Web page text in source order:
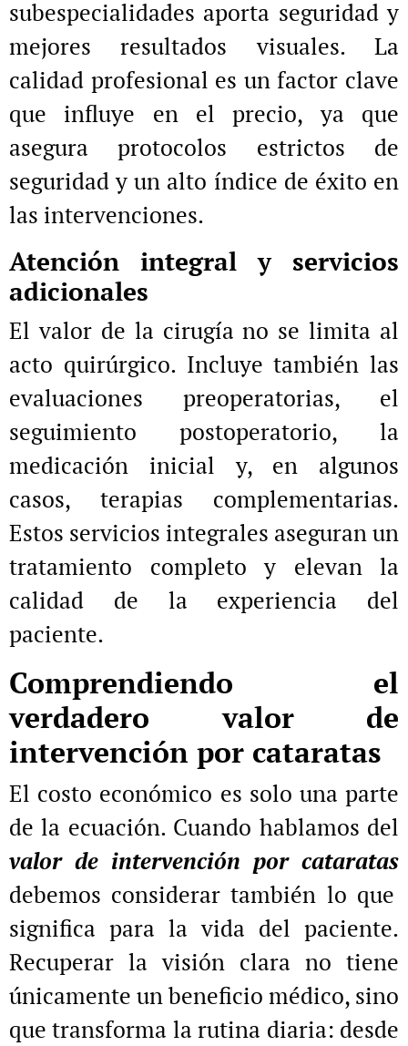
subespecialidades aporta seguridad y
mejores resultados visuales. La
calidad profesional es un factor clave
que influye en el precio, ya que
asegura protocolos estrictos de
seguridad y un alto índice de éxito en
las intervenciones.
Atención integral y servicios
adicionales
El valor de la cirugía no se limita al
acto quirúrgico. Incluye también las
evaluaciones preoperatorias, el
seguimiento postoperatorio, la
medicación inicial y, en algunos
casos, terapias complementarias.
Estos servicios integrales aseguran un
tratamiento completo y elevan la
calidad de la experiencia del
paciente.
Comprendiendo el
verdadero valor de
intervención por cataratas
El costo económico es solo una parte
de la ecuación. Cuando hablamos del
valor de intervención por cataratas
debemos considerar también lo que
significa para la vida del paciente.
Recuperar la visión clara no tiene
únicamente un beneficio médico, sino
que transforma la rutina diaria: desde